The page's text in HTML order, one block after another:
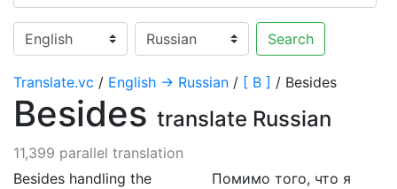
Search
Translate.vc / English → Russian / [ B ] / Besides
Besides translate Russian
11,399 parallel translation
Besides handling the
Помимо того, что я